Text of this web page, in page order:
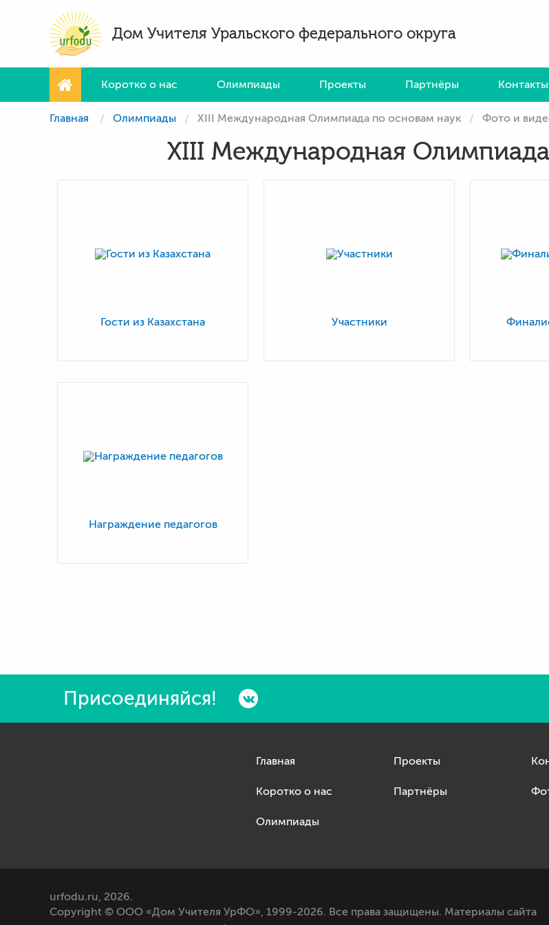
Дом Учителя Уральского федерального округа
Коротко о нас Олимпиады Проекты Партнёры Контакты
Главная Олимпиады XIII Международная Олимпиада по основам наук Фото и
XIII Международная
Гости из Казахстана Участники
Награждение педагогов
Присоединяйся!
Главная
Коротко о нас
Олимпиады
Проекты
Партнёры
urfodu.ru, 2026.
Copyright © ООО «Дом Учителя УрФО», 1999-2026. Все права защищены. Материалы сайта